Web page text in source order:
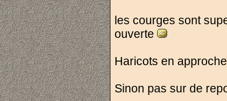
les courges sont
ouverte
Haricots en
Sinon pas sur de